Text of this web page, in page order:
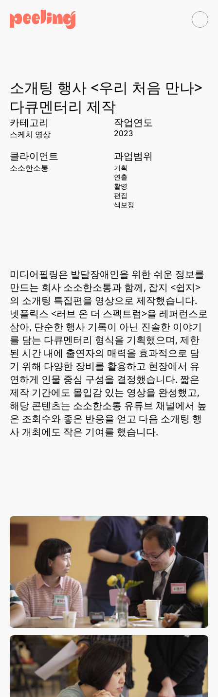
소개팅 행사 <우리 처음 만나>
다큐멘터리 제작
카테고리
스케치 영상
작업연도
2023
클라이언트
소소한소통
과업범위
기획
연출
촬영
편집
색보정
미디어필링은 발달장애인을 위한 쉬운 정보를
만드는 회사 소소한소통과 함께, 잡지 <쉽지>
의 소개팅 특집편을 영상으로 제작했습니다.
넷플릭스 <러브 온 더 스펙트럼>을 레퍼런스로
삼아, 단순한 행사 기록이 아닌 진솔한 이야기
를 담는 다큐멘터리 형식을 기획했으며, 제한
된 시간 내에 출연자의 매력을 효과적으로 담
기 위해 다양한 장비를 활용하고 현장에서 유
연하게 인물 중심 구성을 결정했습니다. 짧은
제작 기간에도 몰입감 있는 영상을 완성했고,
해당 콘텐츠는 소소한소통 유튜브 채널에서 높
은 조회수와 좋은 반응을 얻고 다음 소개팅 행
사 개최에도 작은 기여를 했습니다.